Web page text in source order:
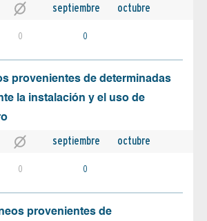
septiembre octubre
0 0
provenientes de determinadas
la instalación y el uso de
septiembre octubre
0 0
provenientes de